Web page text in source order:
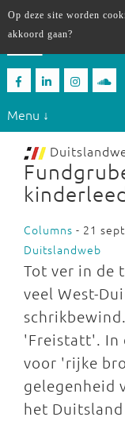
Menu ↓
Columns - 21
Duitslandweb
Tot ver in de
veel West-
'Freistatt'. In
voor 'rijke
gelegenheid
het
Op deze site worden
akkoord gaan?